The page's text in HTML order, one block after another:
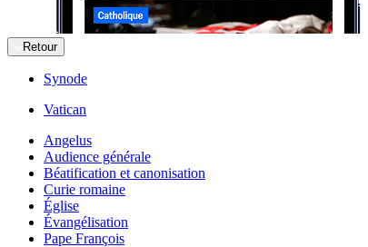
Retour
Synode
Vatican
Angelus
Audience générale
Béatification et canonisation
Curie romaine
Église
Évangélisation
Pape François